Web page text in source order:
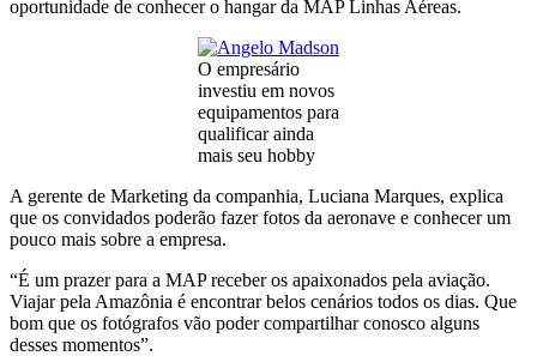
oportunidade de conhecer o hangar da MAP Linhas Aéreas.
O empresário
investiu em novos
equipamentos para
qualificar ainda
mais seu hobby
A gerente de Marketing da companhia, Luciana Marques, explica
que os convidados poderão fazer fotos da aeronave e conhecer um
pouco mais sobre a empresa.
“É um prazer para a MAP receber os apaixonados pela aviação.
Viajar pela Amazônia é encontrar belos cenários todos os dias. Que
bom que os fotógrafos vão poder compartilhar conosco alguns
desses momentos”.